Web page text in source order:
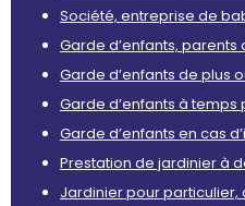
Société, entreprise de
Garde d’enfants,
Garde d’enfants de plus
Garde d’enfants à temps
Garde d’enfants en cas
Prestation de jardinier à
Jardinier pour particulier,